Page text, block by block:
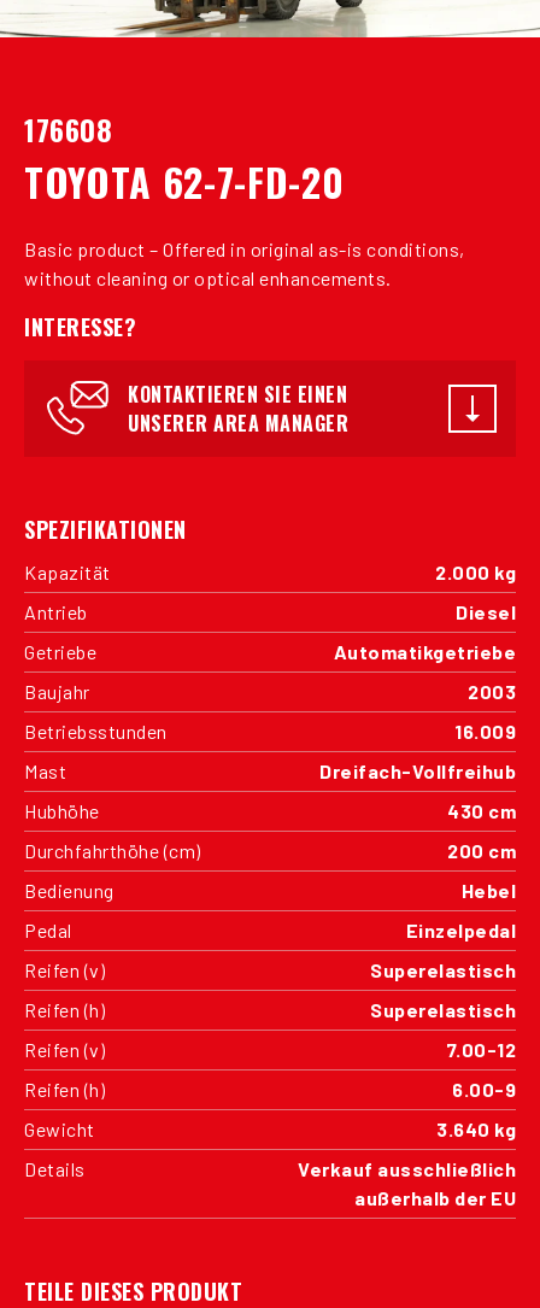
176608
TOYOTA 62-7-FD-20
Basic product – Offered in original as-is conditions,
without cleaning or optical enhancements.
INTERESSE?
KONTAKTIEREN SIE EINEN
UNSERER AREA MANAGER
SPEZIFIKATIONEN
Kapazität
2.000 kg
Antrieb
Diesel
Getriebe
Automatikgetriebe
Baujahr
2003
Betriebsstunden
16.009
Mast
Dreifach-Vollfreihub
Hubhöhe
430 cm
Durchfahrthöhe (cm)
200 cm
Bedienung
Hebel
Pedal
Einzelpedal
Reifen (v)
Superelastisch
Reifen (h)
Superelastisch
Reifen (v)
7.00-12
Reifen (h)
6.00-9
Gewicht
3.640 kg
Details
Verkauf ausschließlich
außerhalb der EU
TEILE DIESES PRODUKT